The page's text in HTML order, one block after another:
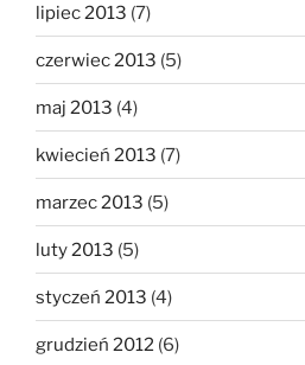
lipiec 2013 (7)
czerwiec 2013 (5)
maj 2013 (4)
kwiecień 2013 (7)
marzec 2013 (5)
luty 2013 (5)
styczeń 2013 (4)
grudzień 2012 (6)